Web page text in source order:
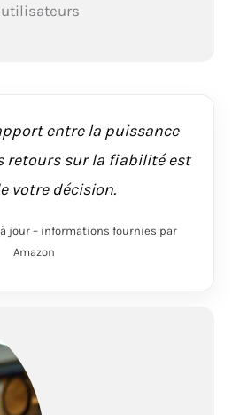
utilisateurs
entre la puissance
retours sur la fiabilité est
votre décision.
jour – informations fournies par
Amazon